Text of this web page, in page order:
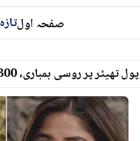
صفحہ اول
روسی بمباری، 300 افراد کی ہلاکت کا خدشہ